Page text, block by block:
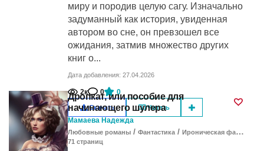
миру и породив целую сагу. Изначально
задуманный как история, увиденная
автором во сне, он превзошел все
ожидания, затмив множество других
книг о...
Дата добавления: 27.04.2026
2к 0 0
Скачать Читать
Дропкат, или пособие для
начинающего шулера
Мамаева Надежда
Любовные романы / Фантастика / Ироническая фантастика
71 cтраниц